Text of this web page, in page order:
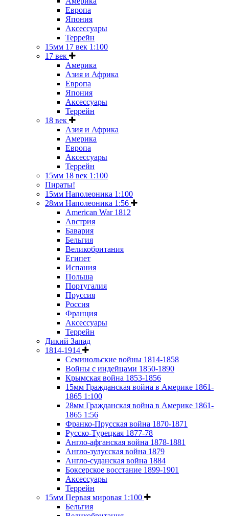
Европа
Япония
Аксессуары
Террейн
15мм 17 век 1:100
17 век
Америка
Азия и Африка
Европа
Япония
Аксессуары
Террейн
18 век
Азия и Африка
Америка
Европа
Аксессуары
Террейн
15мм 18 век 1:100
Пираты!
15мм Наполеоника 1:100
28мм Наполеоника 1:56
American War 1812
Австрия
Бавария
Бельгия
Великобритания
Египет
Испания
Польша
Португалия
Пруссия
Россия
Франция
Аксессуары
Террейн
Дикий Запад
1814-1914
Семинольские войны 1814-1858
Войны с индейцами 1850-1890
Крымская война 1853-1856
15мм Гражданская война в Америке 1861-
1865 1:100
28мм Гражданская война в Америке 1861-
1865 1:56
Франко-Прусская война 1870-1871
Русско-Турецкая 1877-78
Англо-афганская война 1878-1881
Англо-зулусская война 1879
Англо-суданская война 1884
Боксерское восстание 1899-1901
Аксессуары
Террейн
15мм Первая мировая 1:100
Бельгия